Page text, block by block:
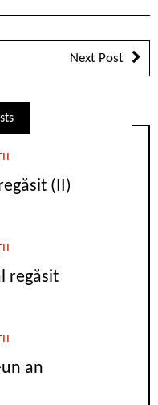
Next Post
(II)
regăsit
an